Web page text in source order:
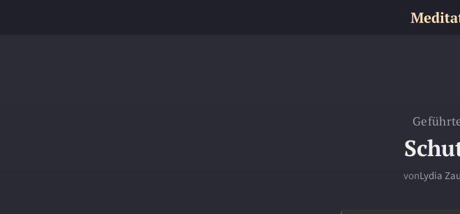
vonLydia